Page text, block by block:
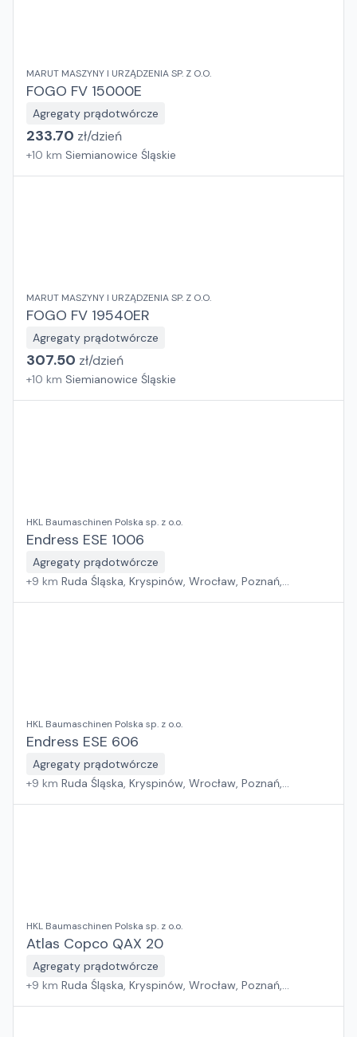
MARUT MASZYNY I URZĄDZENIA SP. Z O.O.
FOGO FV 15000E
Agregaty prądotwórcze
233.70 zł/dzień
+10 km Siemianowice Śląskie
MARUT MASZYNY I URZĄDZENIA SP. Z O.O.
FOGO FV 19540ER
Agregaty prądotwórcze
307.50 zł/dzień
+10 km Siemianowice Śląskie
HKL Baumaschinen Polska sp. z o.o.
Endress ESE 1006
Agregaty prądotwórcze
+9 km Ruda Śląska, Kryspinów, Wrocław, Poznań,
HKL Baumaschinen Polska sp. z o.o.
Endress ESE 606
Agregaty prądotwórcze
+9 km Ruda Śląska, Kryspinów, Wrocław, Poznań,
HKL Baumaschinen Polska sp. z o.o.
Atlas Copco QAX 20
Agregaty prądotwórcze
+9 km Ruda Śląska, Kryspinów, Wrocław, Poznań,